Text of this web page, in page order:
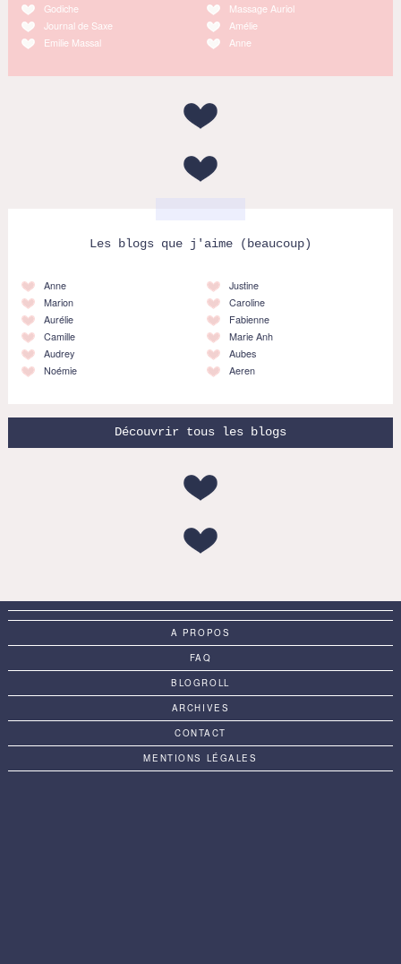
Godiche
Journal de Saxe
Emilie Massal
Massage Auriol
Amélie
Anne
Les blogs que j'aime (beaucoup)
Anne
Marion
Aurélie
Camille
Audrey
Noémie
Justine
Caroline
Fabienne
Marie Anh
Aubes
Aeren
Découvrir tous les blogs
A PROPOS
FAQ
BLOGROLL
ARCHIVES
CONTACT
MENTIONS LÉGALES